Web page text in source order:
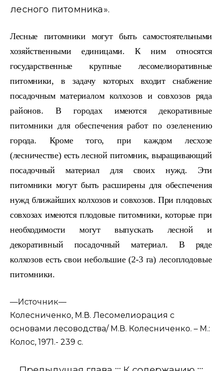
лесного питомника».
Лесные питомники могут быть самостоятельными
хозяйственными единицами. К ним относятся
государственные крупные лесомелиоративные
питомники, в задачу которых входит снабжение
посадочным материалом колхозов и совхозов ряда
районов. В городах имеются декоративные
питомники для обеспечения работ по озеленению
города. Кроме того, при каждом лесхозе
(лесничестве) есть лесной пи­томник, выращивающий
посадочный материал для своих нужд. Эти
питомники могут быть расширены для обеспечения
нужд ближайших колхозов и совхозов. При плодовых
совхозах имеются плодовые питомники, которые при
необходимости могут выпускать лесной и
декоративный посадочный материал. В ряде
колхозов есть свои небольшие(2-3 га) лесоплодовые
питомники.
—Источник—
Колесниченко, М.В. Лесомелиорация с
основами лесоводства/ М.В. Колесниченко. – М.:
Колос, 1971.- 239 с.